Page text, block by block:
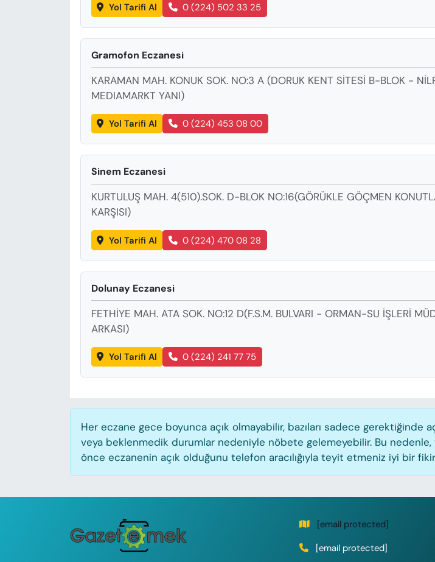
Yol Tarifi Al 0 (224) 502 33 25
Gramofon Eczanesi
KARAMAN MAH. KONUK SOK. NO:3 A (DORUK KENT SİTESİ B-BLOK -
MEDIAMARKT YANI)
Yol Tarifi Al 0 (224) 453 08 00
Sinem Eczanesi
KURTULUŞ MAH. 4(510).SOK. D-BLOK NO:16(GÖRÜKLE GÖÇMEN
KARŞISI)
Yol Tarifi Al 0 (224) 470 08 28
Dolunay Eczanesi
FETHİYE MAH. ATA SOK. NO:12 D(F.S.M. BULVARI - ORMAN-SU İŞLERİ
ARKASI)
Yol Tarifi Al 0 (224) 241 77 75
Her eczane gece boyunca açık olmayabilir, bazıları sadece gerektiğinde
veya beklenmedik durumlar nedeniyle nöbete gelemeyebilir. Bu nedenle,
önce eczanenin açık olduğunu telefon aracılığıyla teyit etmeniz iyi bir
[email protected]
[email protected]